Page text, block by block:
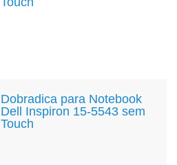
Dobradica para Notebook
Dell Inspiron 15-5543 sem
Touch